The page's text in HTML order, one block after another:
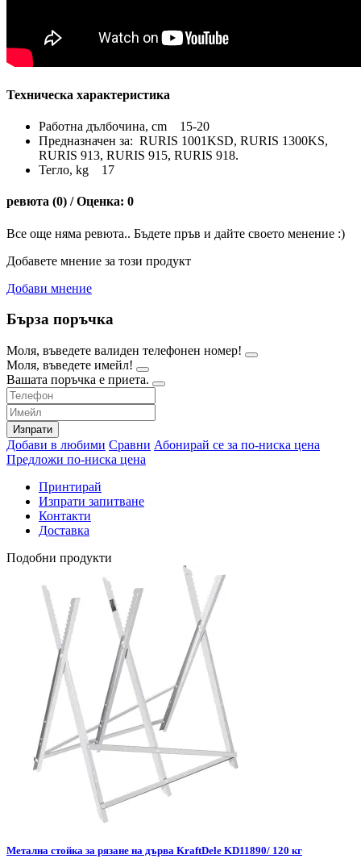
Техническа характеристика
Работна дълбочина, сm 15-20
Предназначен за: RURIS 1001KSD, RURIS 1300KS,
RURIS 913, RURIS 915, RURIS 918.
Тегло, kg 17
ревюта (0) / Оценка: 0
Все още няма ревюта.. Бъдете пръв и дайте своето менение :)
Добавете мнение за този продукт
Добави мнение
Бърза поръчка
Моля, въведете валиден телефонен номер!
Моля, въведете имейл!
Вашата поръчка е приета.
Изпрати
Добави в любими Сравни Абонирай се за по-ниска цена
Предложи по-ниска цена
Принтирай
Изпрати запитване
Контакти
Доставка
Подобни продукти
Метална стойка за рязане на дърва KraftDele KD11890/ 120 кг